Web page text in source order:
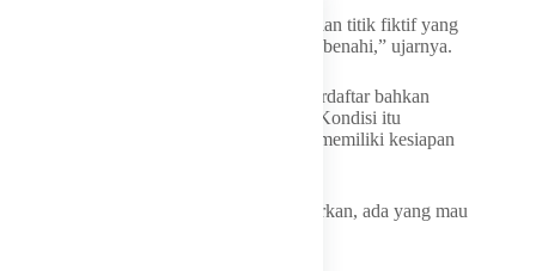
“Nah, jadi bahwa isu jual-beli titik, kemudian titik fiktif yang
memang benar adanya, ini yang harus kita benahi,” ujarnya.
Ammy menjelaskan, sejumlah titik yang terdaftar bahkan
masih diperjualbelikan kepada pihak lain. Kondisi itu
menunjukkan bahwa sebagian titik belum memiliki kesiapan
“Jadi ada titiknya, tapi masih ditawar-tawarkan, ada yang mau